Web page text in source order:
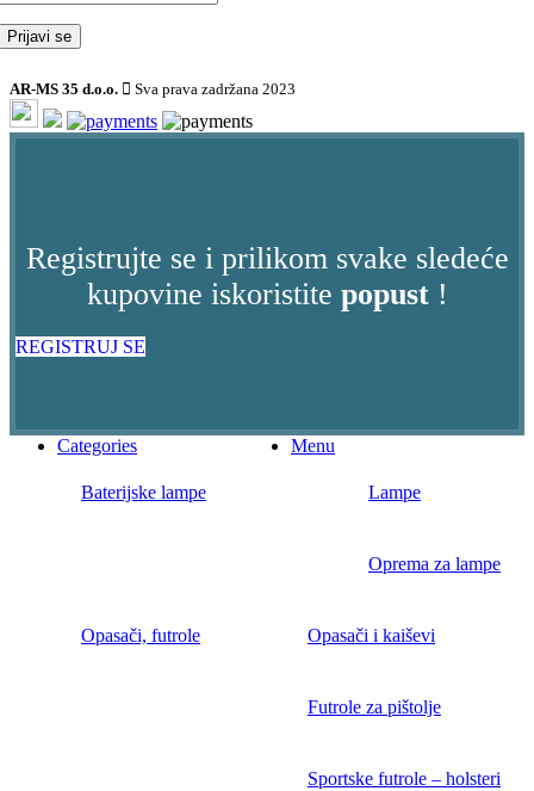
AR-MS 35 d.o.o. Sva prava zadržana 2023
Registrujte se i prilikom svake sledeće
kupovine iskoristite popust!
REGISTRUJ SE
Menu
Categories
Baterijske lampe Lampe
Oprema za lampe
Opasači, futrole Opasači i kaiševi
Futrole za pištolje
Sportske futrole – holsteri